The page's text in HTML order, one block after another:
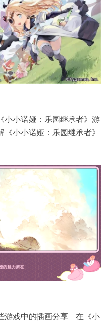
小小诺娅：乐园继承者》游
《小小诺娅：乐园继承者》
游戏中的插画分享，在《小